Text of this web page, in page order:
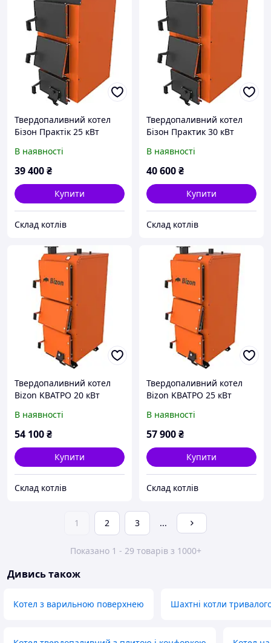
Твердопаливний котел
Бізон Практік 25 кВт
В наявності
39 400₴
Купити
Склад котлів
Твердопаливний котел
Бізон Практик 30 кВт
В наявності
40 600₴
Купити
Склад котлів
Твердопаливний котел
Bizon KВАТРО 20 кВт
В наявності
54 100₴
Купити
Склад котлів
Твердопаливний котел
Bizon KВАТРО 25 кВт
В наявності
57 900₴
Купити
Склад котлів
1 2 3 ...
Показано 1 - 29 товарів з 1000+
Дивись також
Котел з варильною поверхнею Шахтні котли